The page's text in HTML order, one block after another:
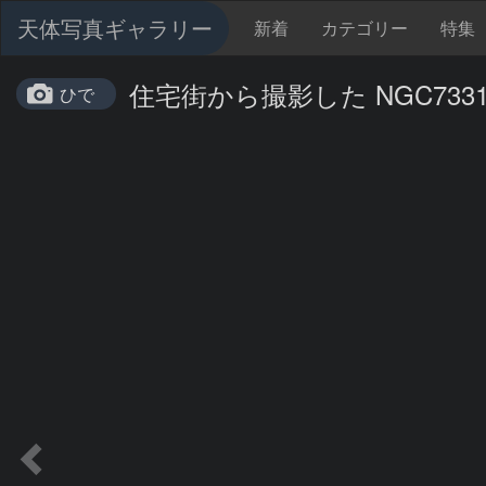
天体写真ギャラリー 新着 カテゴリー 特集
ひで 住宅街から撮影した